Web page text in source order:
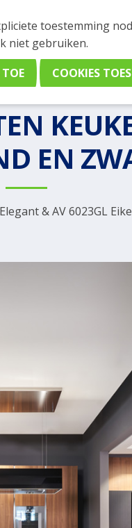
Zwart
keuken
EN
& AV 6023GL
toestemming
niet gebruiken.